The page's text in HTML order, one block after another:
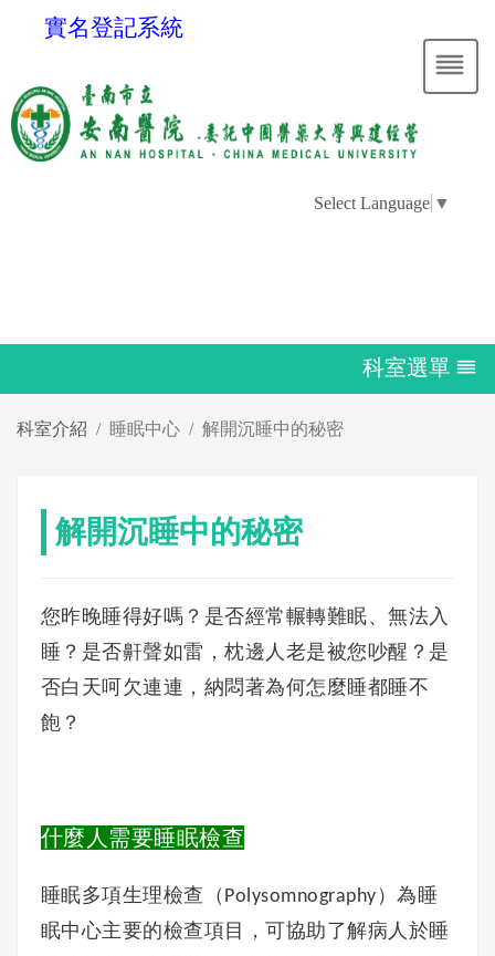
實名登記系統
Select Language ▼
科室選單
科室介紹 睡眠中心 解開沉睡中的秘密
解開沉睡中的秘密
您昨晚睡得好嗎？是否經常輾轉難眠、無法入
睡？是否鼾聲如雷，枕邊人老是被您吵醒？是
否白天呵欠連連，納悶著為何怎麼睡都睡不
飽？
什麼人需要睡眠檢查
睡眠多項生理檢查（Polysomnography）為睡
眠中心主要的檢查項目，可協助了解病人於睡